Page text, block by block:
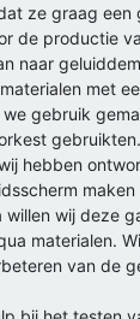
ze graag een
de productie
naar
met
gebruik
hebben
wij deze
materialen.
van de